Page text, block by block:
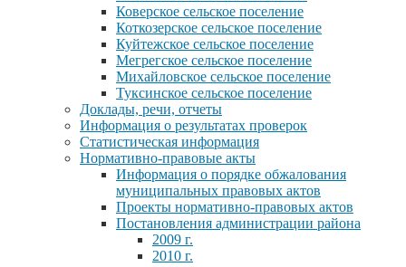
Коверское сельское поселение
Коткозерское сельское поселение
Куйтежское сельское поселение
Мегрегское сельское поселение
Михайловское сельское поселение
Туксинское сельское поселение
Доклады, речи, отчеты
Информация о результатах проверок
Статистическая информация
Нормативно-правовые акты
Информация о порядке обжалования
муниципальных правовых актов
Проекты нормативно-правовых актов
Постановления администрации района
2009 г.
2010 г.